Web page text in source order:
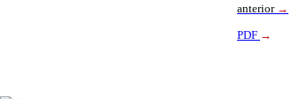
anterior →
PDF →